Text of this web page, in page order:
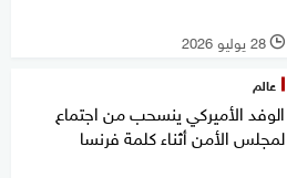
l 28 يوليو 2026
عالم
الوفد الأميركي ينسحب من اجتماع
لمجلس الأمن أثناء كلمة فرنسا